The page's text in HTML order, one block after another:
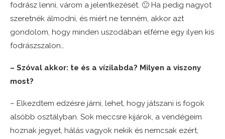
fodrász lenni, várom a jelentkezését. 🙂 Ha pedig nagyot
szeretnék álmodni, és miért ne tenném, akkor azt
gondolom, hogy minden uszodában elférne egy ilyen kis
fodrászszalon…
– Szóval akkor: te és a vízilabda? Milyen a viszony
most?
– Elkezdtem edzésre járni, lehet, hogy játszani is fogok
alsóbb osztályban. Sok meccsre kijárok, a vendégeim
hoznak jegyet, hálás vagyok nekik és nemcsak ezért,